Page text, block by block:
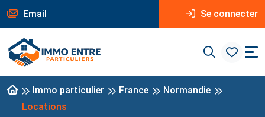
Email Se connecter
Immo particulier France
Normandie
Locations